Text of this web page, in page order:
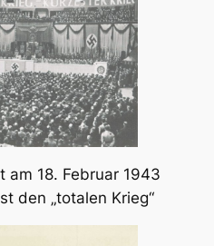
am 18. Februar 1943
den „totalen Krieg“